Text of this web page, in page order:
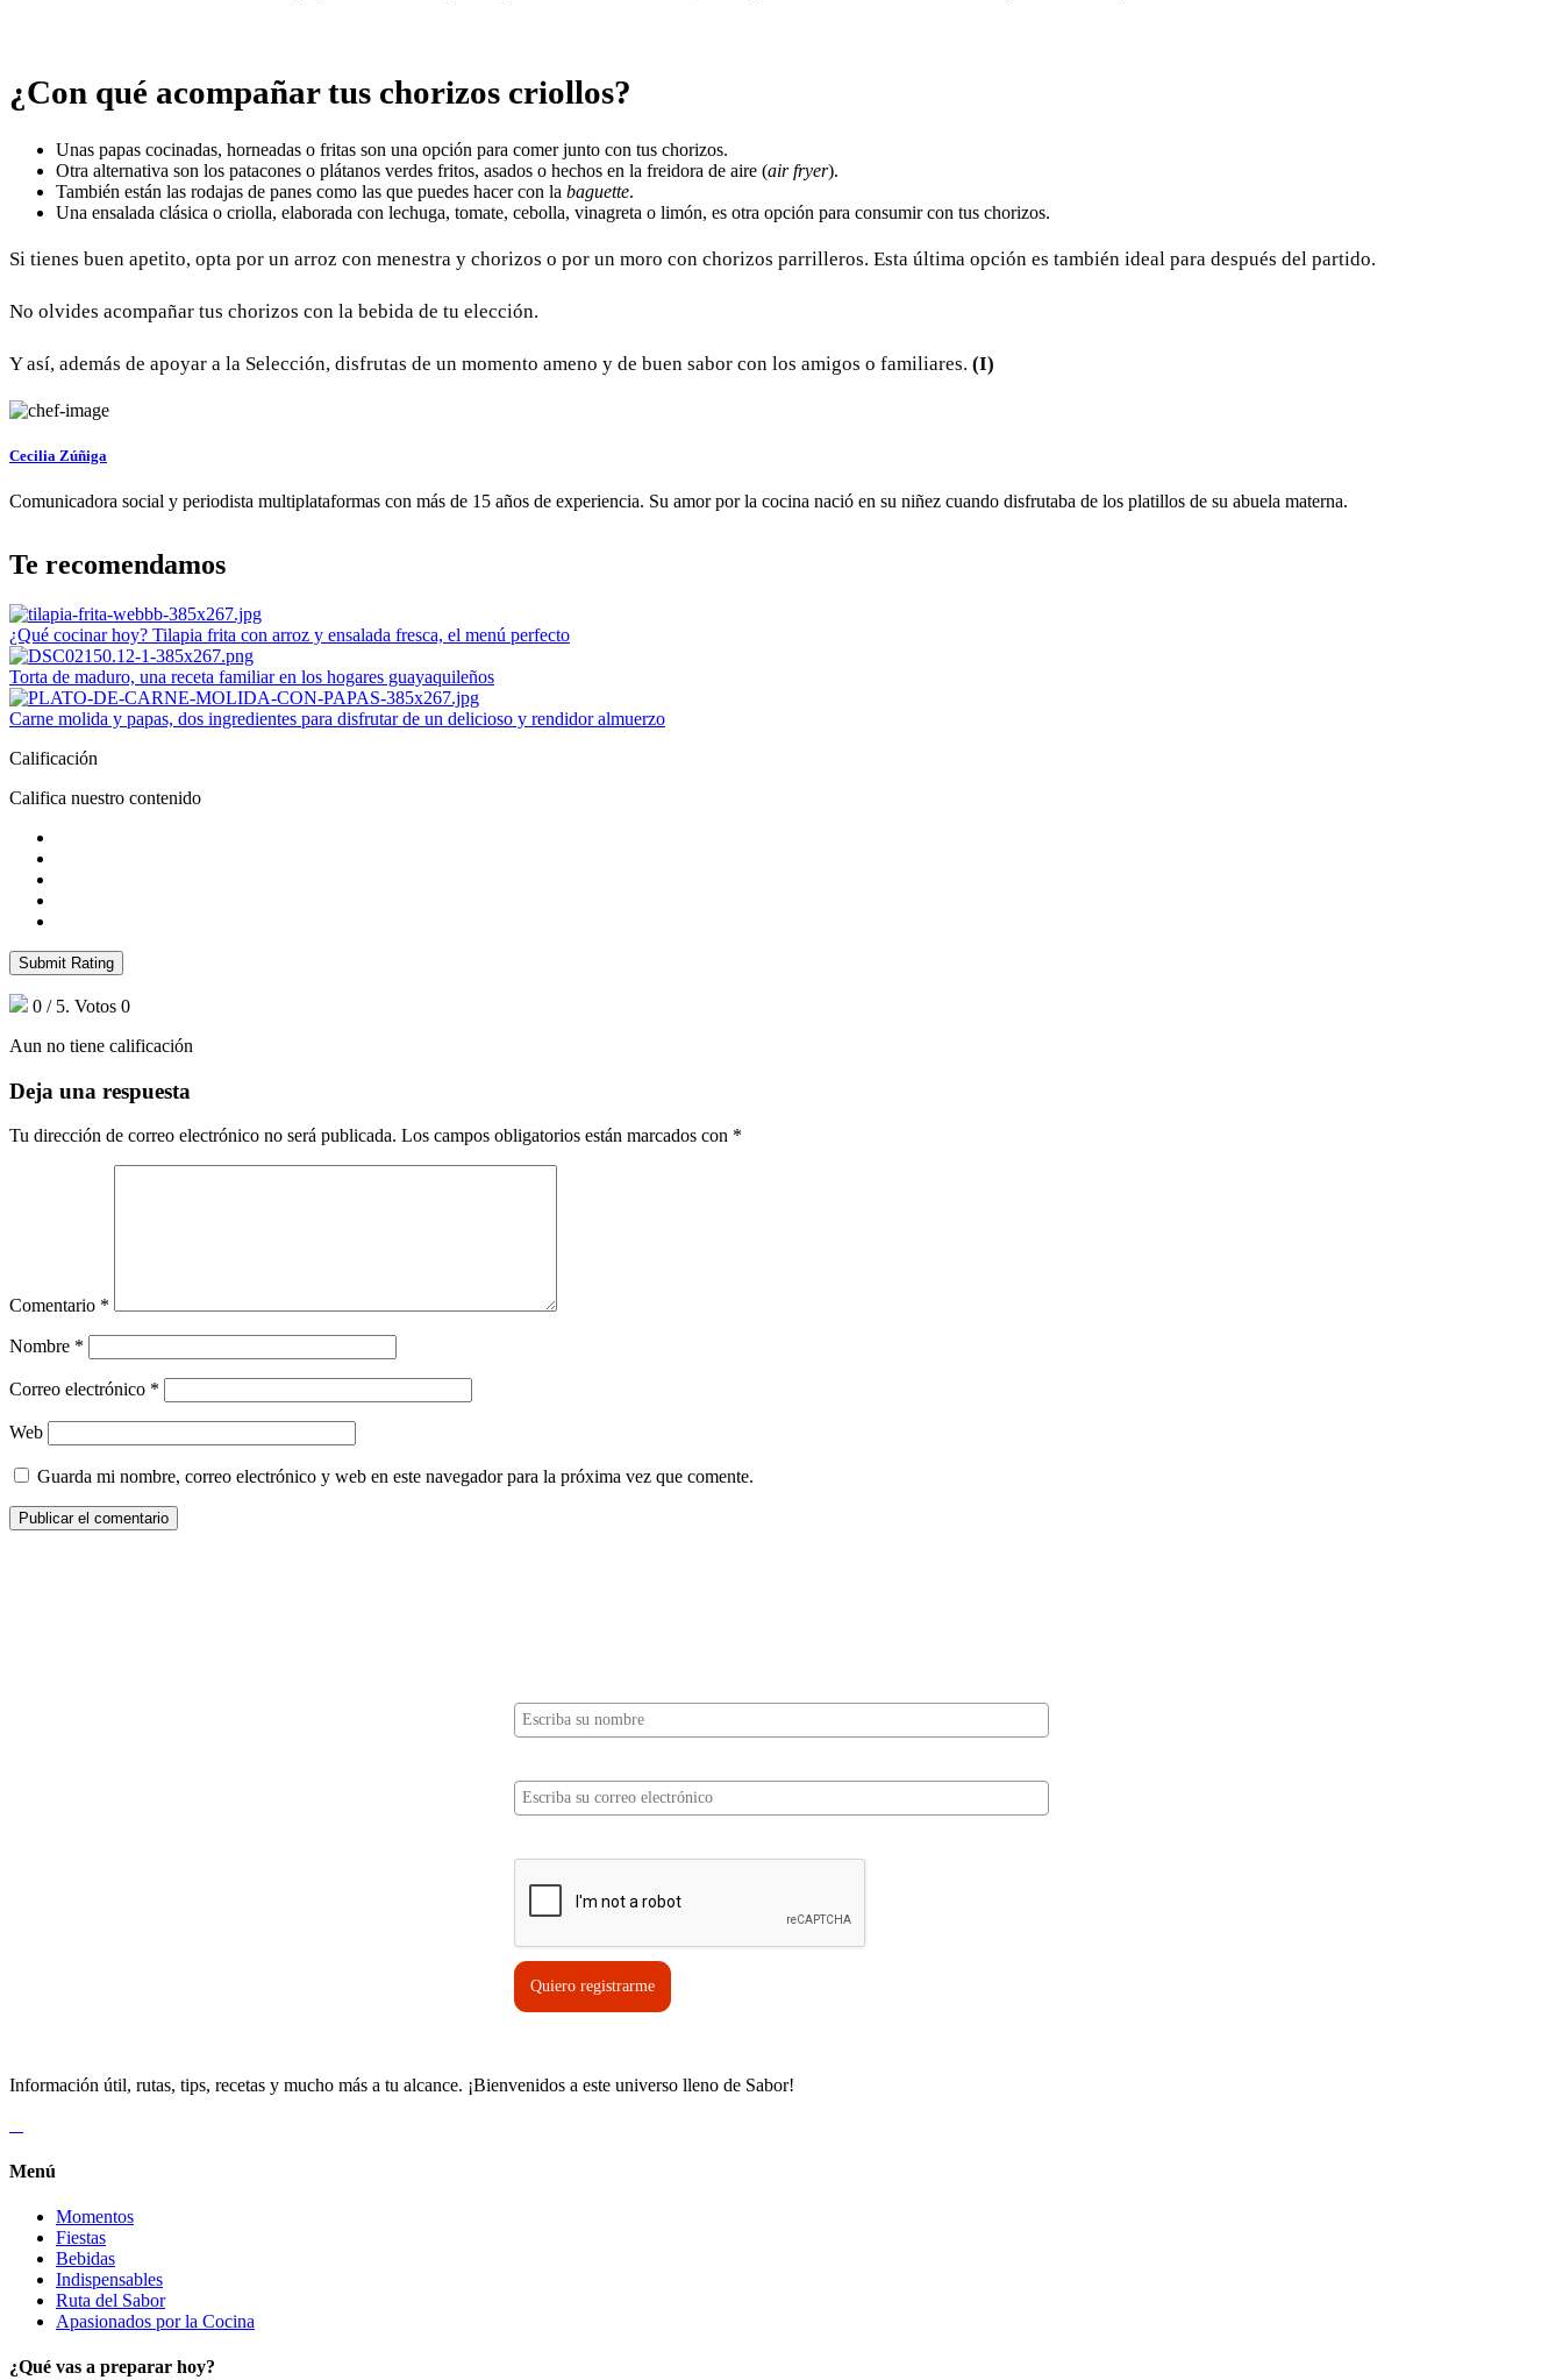
¿Con qué acompañar tus chorizos criollos?
Unas papas cocinadas, horneadas o fritas son una opción para comer junto con tus chorizos.
Otra alternativa son los patacones o plátanos verdes fritos, asados o hechos en la freidora de aire (air fryer).
También están las rodajas de panes como las que puedes hacer con la baguette.
Una ensalada clásica o criolla, elaborada con lechuga, tomate, cebolla, vinagreta o limón, es otra opción para consumir con tus chorizos.
Si tienes buen apetito, opta por un arroz con menestra y chorizos o por un moro con chorizos parrilleros. Esta última opción es también ideal para después del partido.
No olvides acompañar tus chorizos con la bebida de tu elección.
Y así, además de apoyar a la Selección, disfrutas de un momento ameno y de buen sabor con los amigos o familiares. (I)
Cecilia Zúñiga
Comunicadora social y periodista multiplataformas con más de 15 años de experiencia. Su amor por la cocina nació en su niñez cuando disfrutaba de los platillos de su abuela materna.
Te recomendamos
¿Qué cocinar hoy? Tilapia frita con arroz y ensalada fresca, el menú perfecto
Torta de maduro, una receta familiar en los hogares guayaquileños
Carne molida y papas, dos ingredientes para disfrutar de un delicioso y rendidor almuerzo
Calificación
Califica nuestro contenido
Submit Rating
0 / 5. Votos 0
Aun no tiene calificación
Deja una respuesta
Tu dirección de correo electrónico no será publicada. Los campos obligatorios están marcados con *
Comentario *
Nombre *
Correo electrónico *
Web
Guarda mi nombre, correo electrónico y web en este navegador para la próxima vez que comente.
Quiero registrarme
Información útil, rutas, tips, recetas y mucho más a tu alcance. ¡Bienvenidos a este universo lleno de Sabor!
Menú
Momentos
Fiestas
Bebidas
Indispensables
Ruta del Sabor
Apasionados por la Cocina
¿Qué vas a preparar hoy?